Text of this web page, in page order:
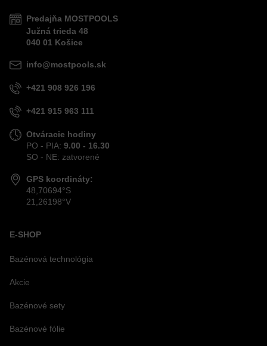
Predajňa MOSTPOOLS
Južná trieda 48
040 01 Košice
info@mostpools.sk
+421 908 926 196
+421 915 963 111
Otváracie hodiny
PO - PIA: 9.00 - 16.30
SO - NE: zatvorené
GPS koordináty:
48,70694°S
21,26198°V
E-SHOP
Bazénová technológia
Akcie
Bazénové sety
Bazénové fólie